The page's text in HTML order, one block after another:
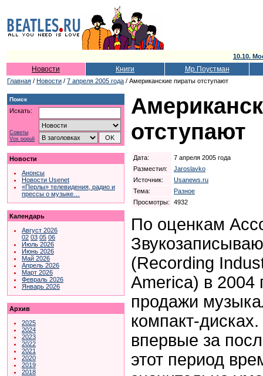
10.10.
Новости Книги Мр.Поустман
Главная / Новости / 7 апреля 2005 года / Американские пираты отступают
Поиск
Искать:
Советы
Vox populi
Новости
Анонсы
Новости Usenet
«Перлы» телевидения, радио и
прессы о музыке…
Календарь
Август 2026
02 03 05 06
Июль 2026
Июнь 2026
Май 2026
Апрель 2026
Март 2026
Февраль 2026
Январь 2026
Архив
2025
2024
2023
2022
2021
2020
2019
2018
отступают
Дата:
7 апреля 2005 года
Разместил:
Jaroslavko
Источник:
Usanews.ru
Тема:
Разное
Просмотры:
4932
По оценкам
(Recording
America) в 2004
продажи
компакт-
впервые за
этот период